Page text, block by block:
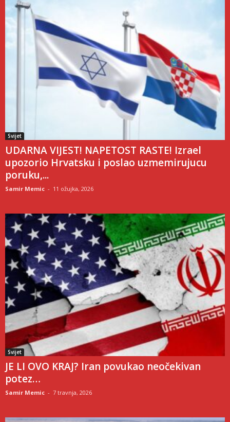
Svijet
UDARNA VIJEST! NAPETOST RASTE! Izrael
upozorio Hrvatsku i poslao uzmemirujucu
poruku,...
Samir Memic - 11 ožujka, 2026
Svijet
JE LI OVO KRAJ? Iran povukao neočekivan
potez…
Samir Memic - 7 travnja, 2026